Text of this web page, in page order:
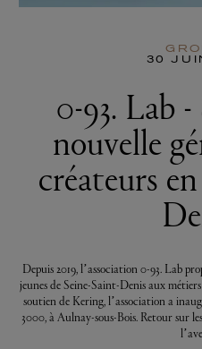
30
0-93. Lab
nouvelle
créateurs
Depuis 2019, l’association 0-93. Lab
jeunes de Seine-Saint-Denis aux
soutien de Kering, l’association a
3000, à Aulnay-sous-Bois. Retour sur